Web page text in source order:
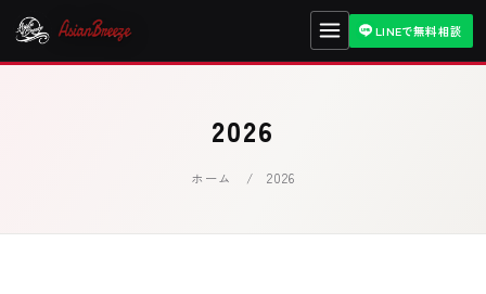
LINEで無料相談
2026
ホーム / 2026